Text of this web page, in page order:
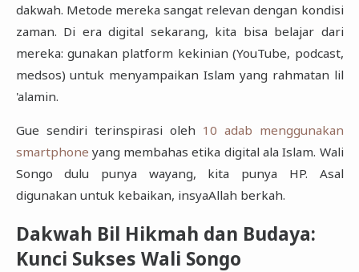
dakwah. Metode mereka sangat relevan dengan kondisi
zaman. Di era digital sekarang, kita bisa belajar dari
mereka: gunakan platform kekinian (YouTube, podcast,
medsos) untuk menyampaikan Islam yang rahmatan lil
'alamin.
Gue sendiri terinspirasi oleh 10 adab menggunakan
smartphone yang membahas etika digital ala Islam. Wali
Songo dulu punya wayang, kita punya HP. Asal
digunakan untuk kebaikan, insyaAllah berkah.
Dakwah Bil Hikmah dan Budaya:
Kunci Sukses Wali Songo